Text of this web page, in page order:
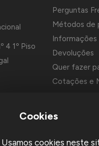
4 1º Piso
Perguntas
Métodos de
Devoluções
Quer fazer
Cotações e
A Reacel é
acessórios e
Cookies
Usamos cookies neste